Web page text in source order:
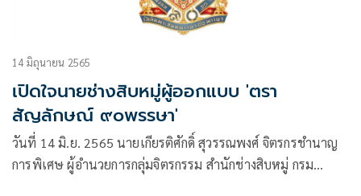
14 มิถุนายน 2565
เปิดใจนายช่างสิบหมู่ผู้ออกแบบ 'ตรา
สัญลักษณ์ ๙๐พรรษา'
วันที่ 14 มิ.ย. 2565 นายเกียรติศักดิ์ สุวรรณพงศ์ จิตรกรชำนาญ
การพิเศษ ผู้อำนวยการกลุ่มจิตรกรรม สำนักช่างสิบหมู่ กรม